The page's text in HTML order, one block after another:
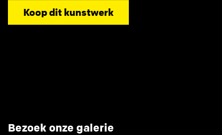
Koop dit kunstwerk
Bezoek onze galerie